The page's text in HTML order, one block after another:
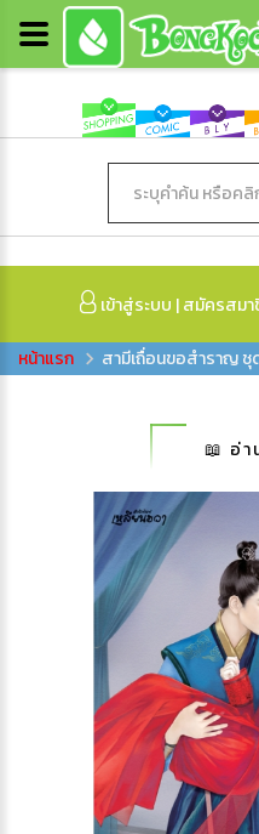
เข้าสู่ระบบ |สมัครสมา
สามีเถื่อนขอสำราญ
📖 อ่